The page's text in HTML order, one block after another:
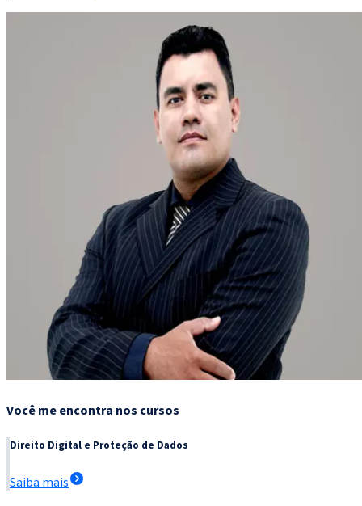
Você me encontra nos cursos
Direito Digital e Proteção de Dados
Saiba mais